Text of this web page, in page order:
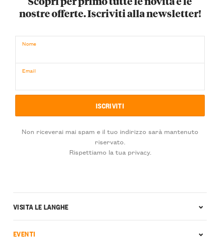
nostre offerte. Iscriviti alla newsletter!
Nome
Email
Non riceverai mai spam e il tuo indirizzo sarà mantenuto
riservato.
Rispettiamo la tua privacy.
VISITA LE LANGHE
EVENTI